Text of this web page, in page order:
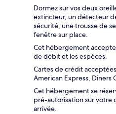
Dormez sur vos deux
extincteur, un détecteur
sécurité, une trousse de
fenêtre sur place.
Cet hébergement
de débit et les espèces.
Cartes de crédit
American Express, Diners
Cet hébergement se
pré-autorisation sur votre
arrivée.